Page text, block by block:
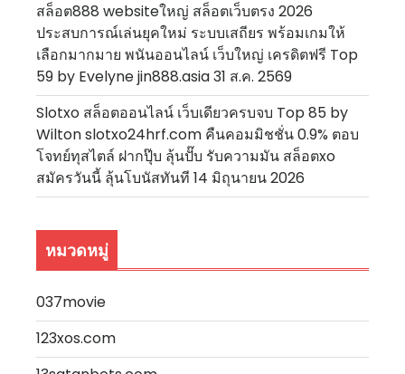
สล็อต888 websiteใหญ่ สล็อตเว็บตรง 2026
ประสบการณ์เล่นยุคใหม่ ระบบเสถียร พร้อมเกมให้
เลือกมากมาย พนันออนไลน์ เว็บใหญ่ เครดิตฟรี Top
59 by Evelyne jin888.asia 31 ส.ค. 2569
Slotxo สล็อตออนไลน์ เว็บเดียวครบจบ Top 85 by
Wilton slotxo24hrf.com คืนคอมมิชชั่น 0.9% ตอบ
โจทย์ทุสไตล์ ฝากปุ๊บ ลุ้นปั๊บ รับความมัน สล็อตxo
สมัครวันนี้ ลุ้นโบนัสทันที 14 มิถุนายน 2026
หมวดหมู่
037movie
123xos.com